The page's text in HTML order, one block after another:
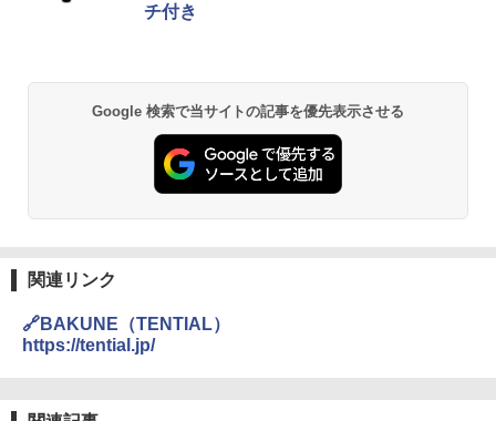
チ付き
Google 検索で当サイトの記事を優先表示させる
関連リンク
🔗BAKUNE（TENTIAL）
https://tential.jp/